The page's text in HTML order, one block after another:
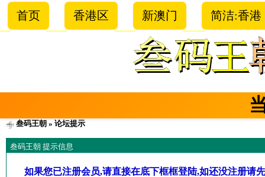
首页 香港区 新澳门 简洁:香港
叁码王朝 » 论坛提示
叁码王朝 提示信息
如果您已注册会员,请直接在底下框框登陆,如还没注册请